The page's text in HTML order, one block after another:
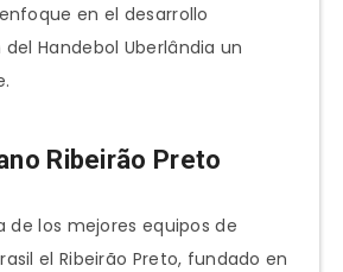
en el desarrollo
Handebol Uberlândia un
Ribeirão Preto
de los mejores equipos de
el Ribeirão Preto, fundado en